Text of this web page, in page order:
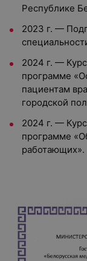
Республике
2023 г. —
2024 г. —
программе
пациентам
городской
2024 г. —
программе
работающих».